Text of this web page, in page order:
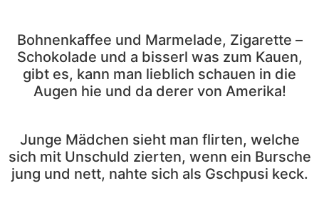
Bohnenkaffee und Marmelade, Zigarette –
Schokolade und a bisserl was zum Kauen,
gibt es, kann man lieblich schauen in die
Augen hie und da derer von Amerika!
Junge Mädchen sieht man flirten, welche
sich mit Unschuld zierten, wenn ein Bursche
jung und nett, nahte sich als Gschpusi keck.